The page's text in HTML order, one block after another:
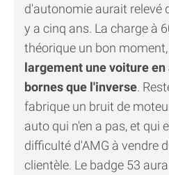
d'autonomie aurait relevé
y a cinq ans. La charge à
théorique un bon
largement une voiture en
bornes que l'inverse.
fabrique un bruit de
auto qui n'en a pas, et qui
difficulté d'AMG à vendre
clientèle. Le badge 53